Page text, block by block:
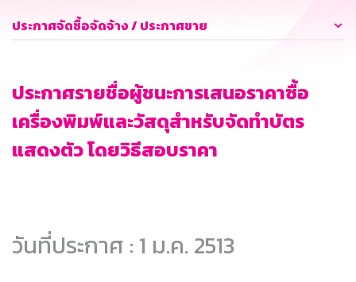
ประกาศจัดซื้อจัดจ้าง / ประกาศขาย
ประกาศรายชื่อผู้ชนะการเสนอราคาซื้อ
เครื่องพิมพ์และวัสดุสำหรับจัดทำบัตร
แสดงตัว โดยวิธีสอบราคา
วันที่ประกาศ : 1 ม.ค. 2513